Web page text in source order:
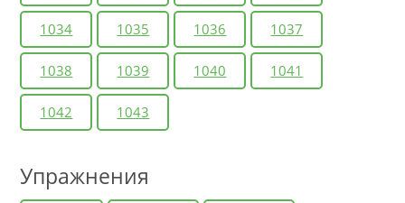
1034 1035 1036 1037
1038 1039 1040 1041
1042 1043
Упражнения